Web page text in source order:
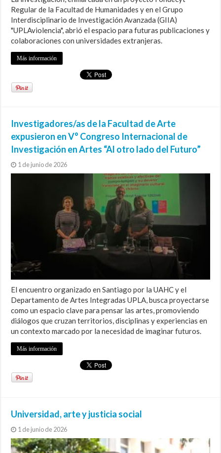
Regular de la Facultad de Humanidades y en el Grupo
Interdisciplinario de Investigación Avanzada (GIIA)
"UPLAviolencia", abrió el espacio para futuras publicaciones y
colaboraciones con universidades extranjeras.
Más información
Investigadores/as de la Facultad de Arte
expusieron en V° Congreso Internacional de
Investigación en Artes “Al otro lado del Futuro”
1 de junio de 2026
El encuentro organizado en Santiago por la UAHC y el
Departamento de Artes Integradas UPLA, busca proyectarse
como un espacio clave para pensar las artes, promoviendo
diálogos que cruzan territorios, disciplinas y experiencias en
un contexto marcado por la necesidad de imaginar futuros.
Más información
Universidad, arte y justicia social
1 de junio de 2026